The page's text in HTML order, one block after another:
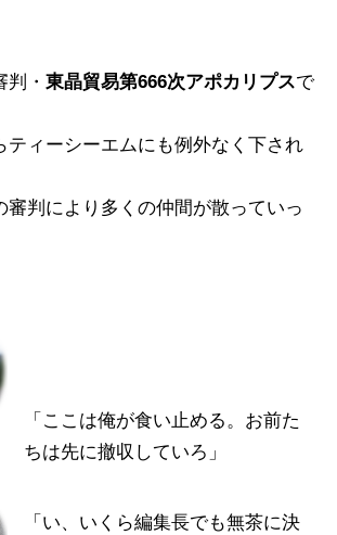
・ 東晶貿易第666次アポカリプスで
ティーシーエムにも例外なく下され
審判により多くの仲間が散っていっ
「ここは俺が食い止める。お前た
ちは先に撤収していろ」
「い、いくら編集長でも無茶に決